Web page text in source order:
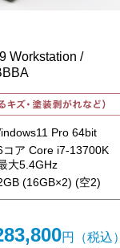
Workstation /
Pro 64bit
コア Core i7-13700K
大5.4GHz
(16GB×2) (空2)
円（税込）